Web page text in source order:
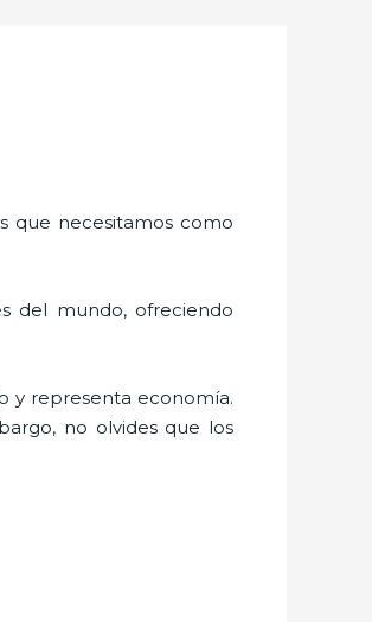
que necesitamos como
del mundo, ofreciendo
y representa economía.
no olvides que los